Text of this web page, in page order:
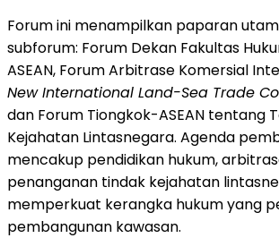
Forum ini menampilkan paparan
subforum: Forum Dekan Fakultas
ASEAN, Forum Arbitrase Komersial
New International Land-Sea Trade
dan Forum Tiongkok-ASEAN tentang
Kejahatan Lintasnegara. Agenda
mencakup pendidikan hukum,
penanganan tindak kejahatan
memperkuat kerangka hukum yang
pembangunan kawasan.